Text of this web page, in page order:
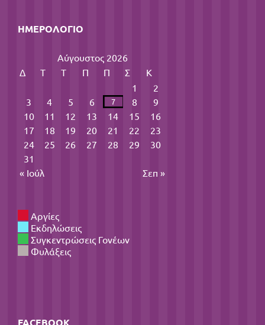
ΗΜΕΡΟΛΌΓΙΟ
Αύγουστος 2026
Δ
Τ Τ Π Π Σ
Κ
1
2
3
4 5 6 7 8
9
10
11 12 13 14 15
16
17
18 19 20 21 22
23
24
25 26 27 28 29
30
31
« Ιούλ
Σεπ »
Αργίες
Εκδηλώσεις
Συγκεντρώσεις Γονέων
Φυλάξεις
FACEBOOK